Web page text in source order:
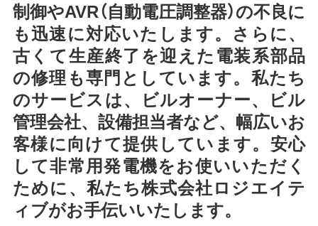
制御やAVR（自動電圧調整器）の不良に
も迅速に対応いたします。さらに、
古くて生産終了を迎えた電装系部品
の修理も専門としています。私たち
のサービスは、ビルオーナー、ビル
管理会社、設備担当者など、幅広いお
客様に向けて提供しています。安心
して非常用発電機をお使いいただく
ために、私たち株式会社ロジエイテ
ィブがお手伝いいたします。